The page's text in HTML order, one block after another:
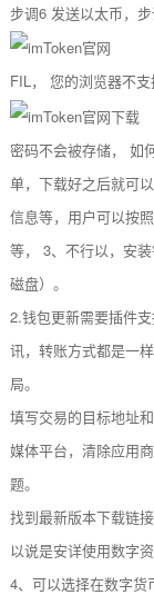
步调6 发送以太币，
FIL， 您的浏览器不
密码不会被存储， 如
单，下载好之后就可
信息等，用户可以按
等， 3、不行以，安
磁盘）。
2.钱包更新需要插件
讯，转账方式都是一
局。
填写交易的目标地址
媒体平台，清除应用
题。
找到最新版本下载链
以说是安详使用数字
4、可以选择在数字货